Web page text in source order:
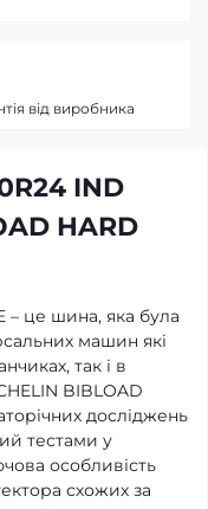
IND
HARD
– це шина, яка була
машин які
так і в
BIBLOAD
досліджень
тестами у
особливість
схожих за
від виробника